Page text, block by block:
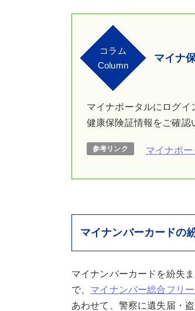
コラム
Column
マイナ
マイナポータルにログイ
健康保険証情報をご確認
参考リンク マイナポ
マイナンバーカードの
マイナンバーカードを紛失
で、 マイナンバー総合フリ
あわせて、警察に遺失届・